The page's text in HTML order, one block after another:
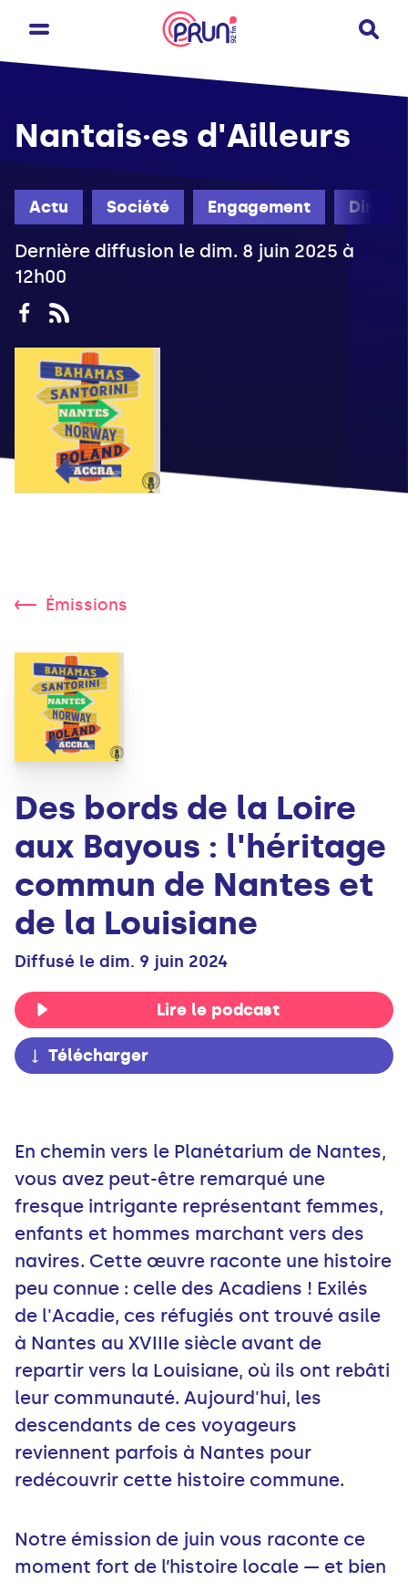
Actu Société Engagement
Nantais·es d'Ailleurs
Dernière diffusion le dim. 8 juin 2025 à
12h00
Émissions
Des bords de la Loire
aux Bayous : l'héritage
commun de Nantes et
de la Louisiane
Diffusé le dim. 9 juin 2024
Lire le podcast
Télécharger
En chemin vers le Planétarium de Nantes,
vous avez peut-être remarqué une
fresque intrigante représentant femmes,
enfants et hommes marchant vers des
navires. Cette œuvre raconte une histoire
peu connue : celle des Acadiens ! Exilés
de l'Acadie, ces réfugiés ont trouvé asile
à Nantes au XVIIIe siècle avant de
repartir vers la Louisiane, où ils ont rebâti
leur communauté. Aujourd'hui, les
descendants de ces voyageurs
reviennent parfois à Nantes pour
redécouvrir cette histoire commune.
Notre émission de juin vous raconte ce
moment fort de l’histoire locale — et bien